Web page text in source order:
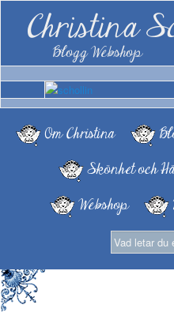
Christina
Blogg Webshop
Om Christina
Skönhet och
Webshop